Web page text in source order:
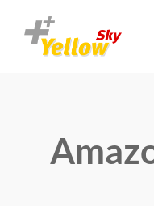
content